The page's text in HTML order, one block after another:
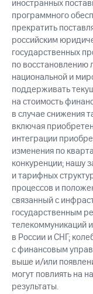
иностранных
программного
прекратить
российским
государственных
по восстановлению
национальной и
поддерживать
на стоимость
в случае снижения
включая
интеграции
изменения по
конкуренции; нашу
и тарифных
процессов и
связанный с
государственным
телекоммуникаций
в России и СНГ;
с финансовым
выше и/или
могут повлиять на
результаты.